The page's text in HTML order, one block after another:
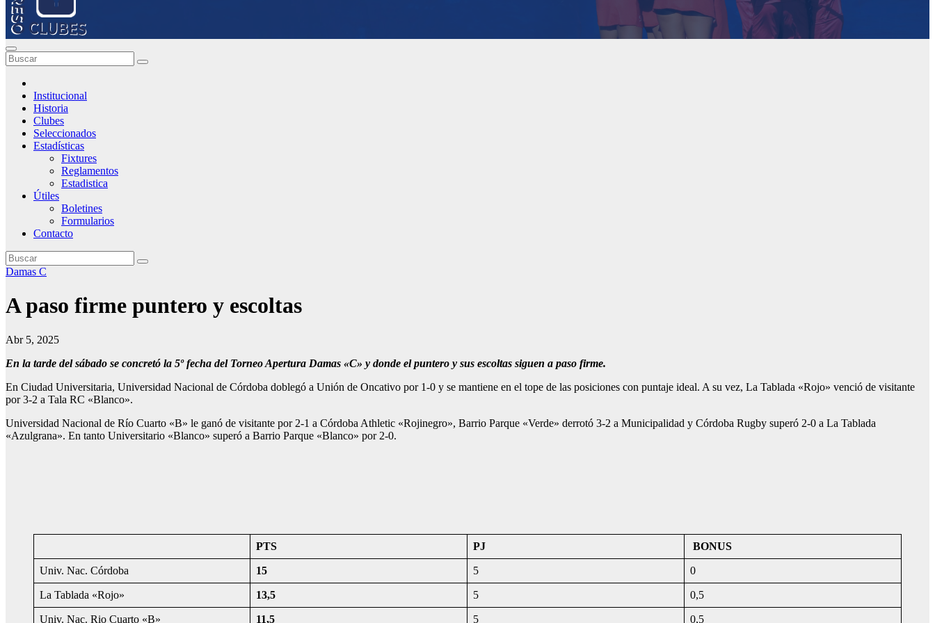
Institucional
Historia
Clubes
Seleccionados
Estadísticas
Fixtures
Reglamentos
Estadistica
Útiles
Boletines
Formularios
Contacto
Damas C
A paso firme puntero y escoltas
Abr 5, 2025
En la tarde del sábado se concretó la 5º fecha del Torneo Apertura Damas «C» y donde el puntero y sus escoltas siguen a paso firme.
En Ciudad Universitaria, Universidad Nacional de Córdoba doblegó a Unión de Oncativo por 1-0 y se mantiene en el tope de las posiciones con puntaje ideal. A su vez, La Tablada «Rojo» venció de visitante
por 3-2 a Tala RC «Blanco».
Universidad Nacional de Río Cuarto «B» le ganó de visitante por 2-1 a Córdoba Athletic «Rojinegro», Barrio Parque «Verde» derrotó 3-2 a Municipalidad y Córdoba Rugby superó 2-0 a La Tablada
«Azulgrana». En tanto Universitario «Blanco» superó a Barrio Parque «Blanco» por 2-0.
PTS PJ BONUS
Univ. Nac. Córdoba 15 5 0
La Tablada «Rojo» 13,5 5 0,5
Univ. Nac. Rio Cuarto «B» 11,5 5 0,5